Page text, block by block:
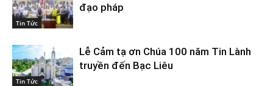
Tin Tức
đạo pháp
Tin Tức
Lễ Cảm tạ ơn Chúa 100 năm Tin Lành
truyền đến Bạc Liêu